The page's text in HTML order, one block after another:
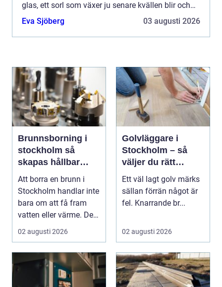
glas, ett sorl som växer ju senare kvällen blir och
doften av vitlök, grillad paprika och olivolja. Mitt i
Eva Sjöberg 03 augusti 2026
Brunnsborning i
stockholm så
skapas hållbar
tillgång till vatten
och energi
Att borra en brunn i
Stockholm handlar inte
bara om att få fram
vatten eller värme. Det
är också ett...
02 augusti 2026
Golvläggare i
Stockholm – så
väljer du rätt
hantverkare för
hållbara golv
Ett väl lagt golv märks
sällan förrän något är
fel. Knarrande br...
02 augusti 2026